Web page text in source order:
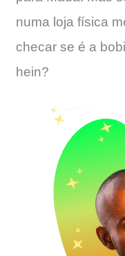
numa loja física
checar se é a
hein?